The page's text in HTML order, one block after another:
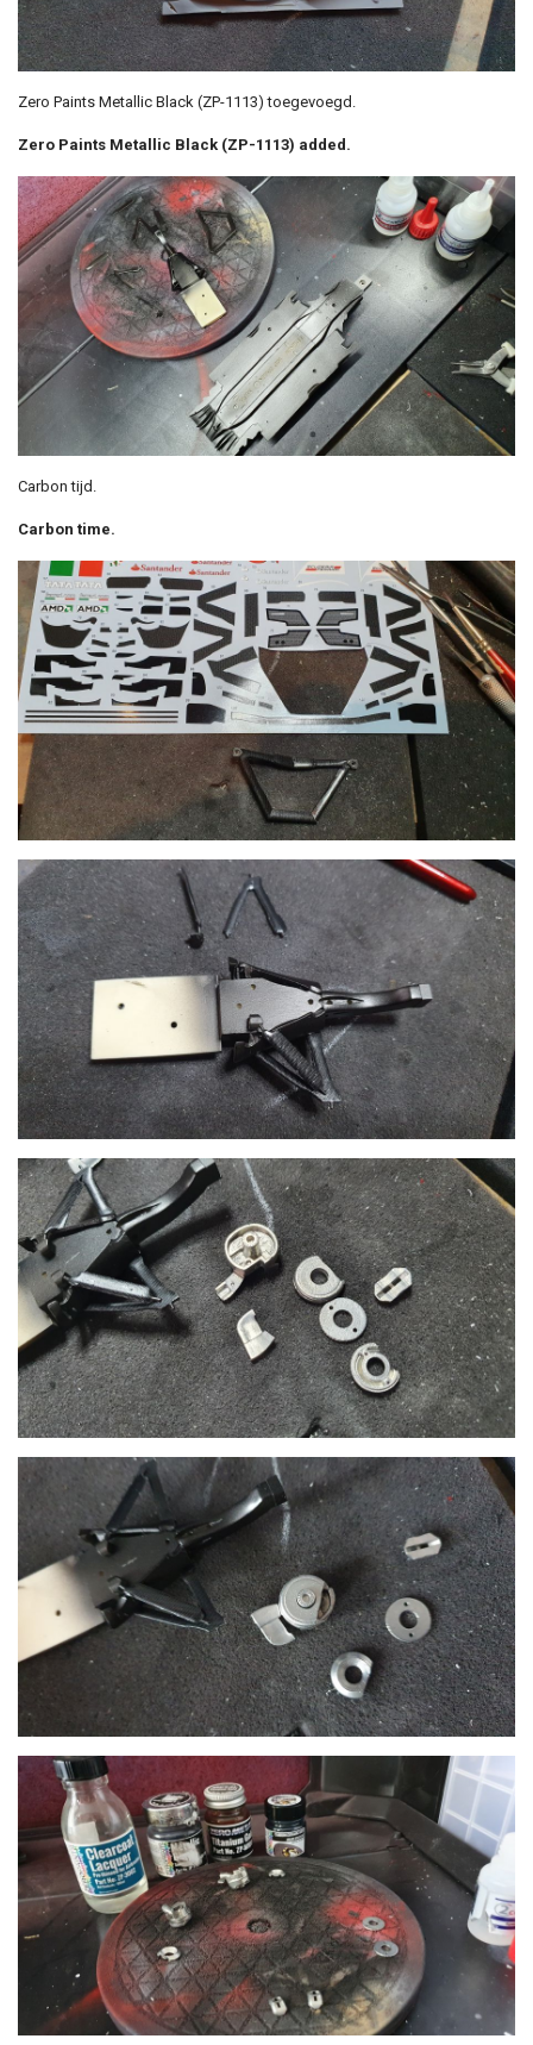
Zero Paints Metallic Black (ZP-1113) toegevoegd.
Zero Paints Metallic Black (ZP-1113) added.
Carbon tijd.
Carbon time.